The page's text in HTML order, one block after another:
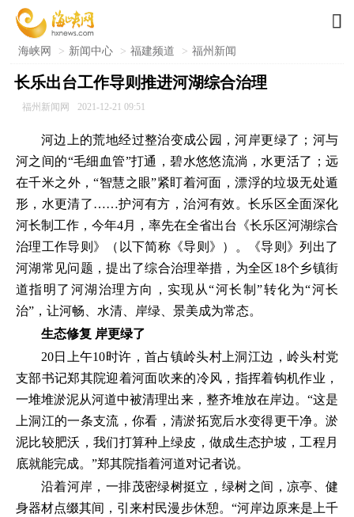

海峡网 > 新闻中心 > 福建频道 > 福州新闻
长乐出台工作导则推进河湖综合治理
福州新闻网 2021-12-21 09:51
河边上的荒地经过整治变成公园，河岸更绿了；河与
河之间的“毛细血管”打通，碧水悠悠流淌，水更活了；远
在千米之外，“智慧之眼”紧盯着河面，漂浮的垃圾无处遁
形，水更清了……护河有方，治河有效。长乐区全面深化
河长制工作，今年4月，率先在全省出台《长乐区河湖综合
治理工作导则》（以下简称《导则》）。《导则》列出了
河湖常见问题，提出了综合治理举措，为全区18个乡镇街
道指明了河湖治理方向，实现从“河长制”转化为“河长
治”，让河畅、水清、岸绿、景美成为常态。
生态修复 岸更绿了
20日上午10时许，首占镇岭头村上洞江边，岭头村党
支部书记郑其院迎着河面吹来的冷风，指挥着钩机作业，
一堆堆淤泥从河道中被清理出来，整齐堆放在岸边。“这是
上洞江的一条支流，你看，清淤拓宽后水变得更干净。淤
泥比较肥沃，我们打算种上绿皮，做成生态护坡，工程月
底就能完成。”郑其院指着河道对记者说。
沿着河岸，一排茂密绿树挺立，绿树之间，凉亭、健
身器材点缀其间，引来村民漫步休憩。“河岸边原来是上千